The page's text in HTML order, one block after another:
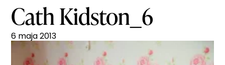
Cath Kidston_6
6 maja 2013